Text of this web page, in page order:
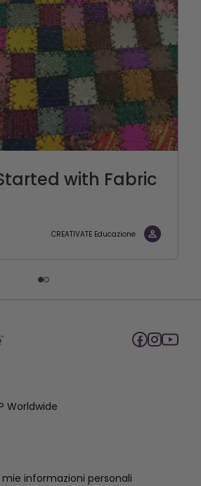
with Fabric
CREATIVATE Educazione
Worldwide
informazioni personali